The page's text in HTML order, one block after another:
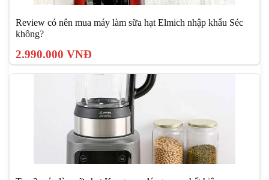
Review có nên mua máy làm sữa hạt Elmich nhập khẩu Séc
không?
2.990.000 VNĐ